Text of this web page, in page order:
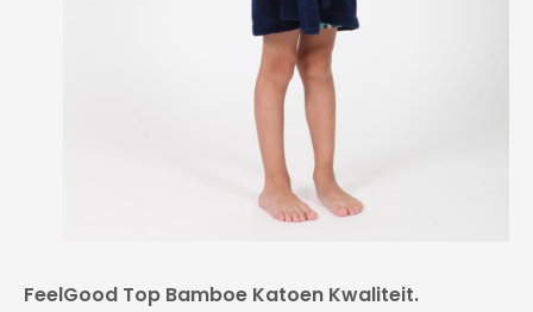
FeelGood Top Bamboe Katoen Kwaliteit.